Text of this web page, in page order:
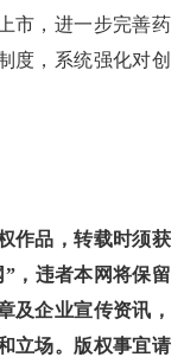
市，进一步完善药
度，系统强化对创
品，转载时须获
，违者本网将保留
及企业宣传资讯，
立场。版权事宜请